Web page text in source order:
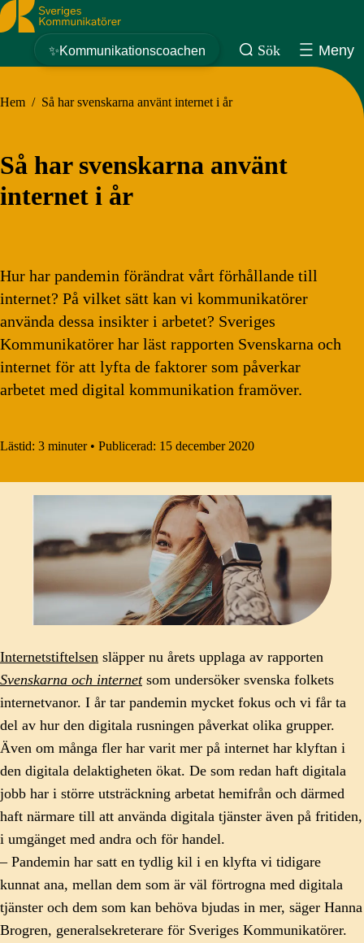
Sveriges Kommunikatörer
✨Kommunikationscoachen Sök Meny
Hem / Så har svenskarna använt internet i år
Så har svenskarna använt
internet i år
Hur har pandemin förändrat vårt förhållande till
internet? På vilket sätt kan vi kommunikatörer
använda dessa insikter i arbetet? Sveriges
Kommunikatörer har läst rapporten Svenskarna och
internet för att lyfta de faktorer som påverkar
arbetet med digital kommunikation framöver.
Lästid: 3 minuter • Publicerad: 15 december 2020
Internetstiftelsen släpper nu årets upplaga av rapporten
Svenskarna och internetsom undersöker svenska folkets
internetvanor. I år tar pandemin mycket fokus och vi får ta
del av hur den digitala rusningen påverkat olika grupper.
Även om många fler har varit mer på internet har klyftan i
den digitala delaktigheten ökat. De som redan haft digitala
jobb har i större utsträckning arbetat hemifrån och därmed
haft närmare till att använda digitala tjänster även på fritiden,
i umgänget med andra och för handel.
– Pandemin har satt en tydlig kil i en klyfta vi tidigare
kunnat ana, mellan dem som är väl förtrogna med digitala
tjänster och dem som kan behöva bjudas in mer, säger Hanna
Brogren, generalsekreterare för Sveriges Kommunikatörer.